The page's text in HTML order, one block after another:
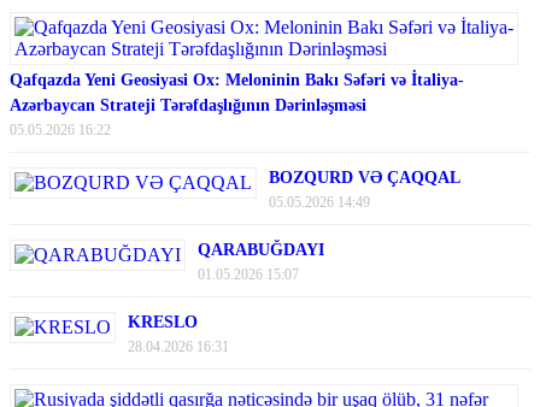
Qafqazda Yeni Geosiyasi Ox: Meloninin Bakı Səfəri və İtaliya-
Azərbaycan Strateji Tərəfdaşlığının Dərinləşməsi
05.05.2026 16:22
BOZQURD VƏ ÇAQQAL
05.05.2026 14:49
QARABUĞDAYI
01.05.2026 15:07
KRESLO
28.04.2026 16:31